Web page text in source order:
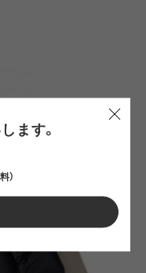
ます。
）